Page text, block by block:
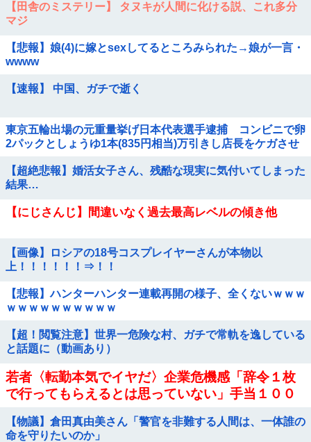
【田舎のミステリー】 タヌキが人間に化ける説、これ多分
マジ
【悲報】娘(4)に嫁とsexしてるところみられた→娘が一言・
wwww
【速報】 中国、ガチで逝く
東京五輪出場の元重量挙げ日本代表選手逮捕 コンビニで卵
2パックとしょうゆ1本(835円相当)万引きし店長をケガさせ
【超絶悲報】婚活女子さん、残酷な現実に気付いてしまった
結果…
【にじさんじ】間違いなく過去最高レベルの傾き他
【画像】ロシアの18号コスプレイヤーさんが本物以
上！！！！！！⇒！！
【悲報】ハンターハンター連載再開の様子、全くないｗｗｗ
ｗｗｗｗｗｗｗｗｗｗ
【超！閲覧注意】世界一危険な村、ガチで常軌を逸している
と話題に（動画あり）
若者〈転勤本気でイヤだ〉企業危機感「辞令１枚
で行ってもらえるとは思っていない」手当１００
【物議】倉田真由美さん「警官を非難する人間は、一体誰の
命を守りたいのか」